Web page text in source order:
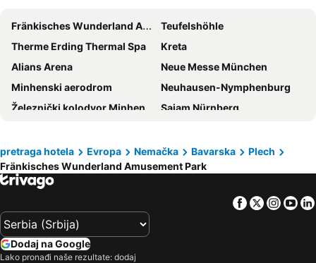
Fränkisches Wunderland Amusement Park
Teufelshöhle
Therme Erding Thermal Spa
Kreta
Alians Arena
Neue Messe München
Minhenski aerodrom
Neuhausen-Nymphenburg
Železnički kolodvor Minhen
Sajam Nürnberg
Trudering-Riem
Moosach
BMW Welt
Minhenski olimpijski stadion
Panormo
Messe
Odeonsplatz Metro Station
Bavarian State Opera
Aeroport grada Štutgarta
pretraga hotela Evropa Nemačka Bavarska
Plech
Fränkisches Wunderland Amusement Park
Facebook
Twitter
Dodaj na Google
Lako pronađi naše rezultate: dodaj